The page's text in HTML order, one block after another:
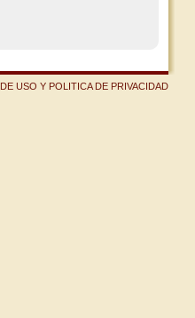
USO Y POLITICA DE PRIVACIDAD